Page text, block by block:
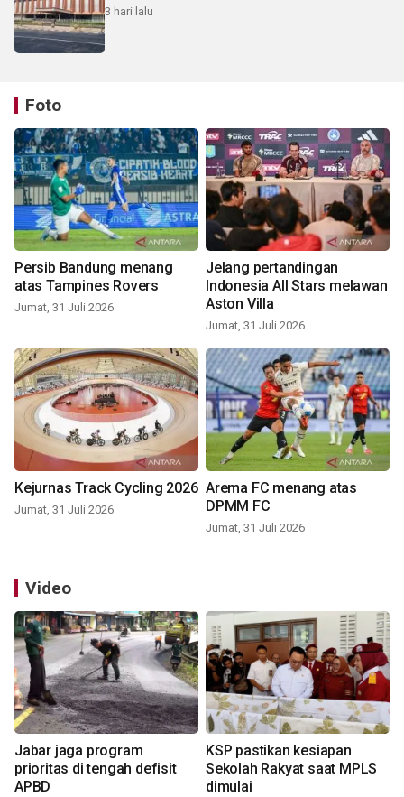
3 hari lalu
Foto
Persib Bandung menang
atas Tampines Rovers
Jumat, 31 Juli 2026
Jelang pertandingan
Indonesia All Stars melawan
Aston Villa
Jumat, 31 Juli 2026
Kejurnas Track Cycling 2026
Jumat, 31 Juli 2026
Arema FC menang atas
DPMM FC
Jumat, 31 Juli 2026
Video
Jabar jaga program
prioritas di tengah defisit
APBD
KSP pastikan kesiapan
Sekolah Rakyat saat MPLS
dimulai